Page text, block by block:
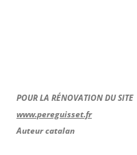
POUR LA RÉNOVATION DU SITE
www.pereguisset.fr
Auteur catalan